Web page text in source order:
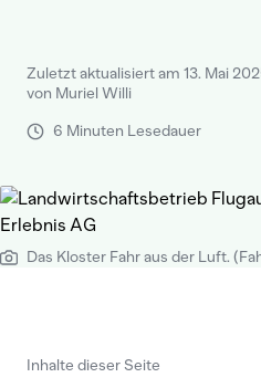
Zuletzt aktualisiert am 13. Mai
von Muriel Willi
6 Minuten Lesedauer
Das Kloster Fahr aus der Luft.
Inhalte dieser Seite